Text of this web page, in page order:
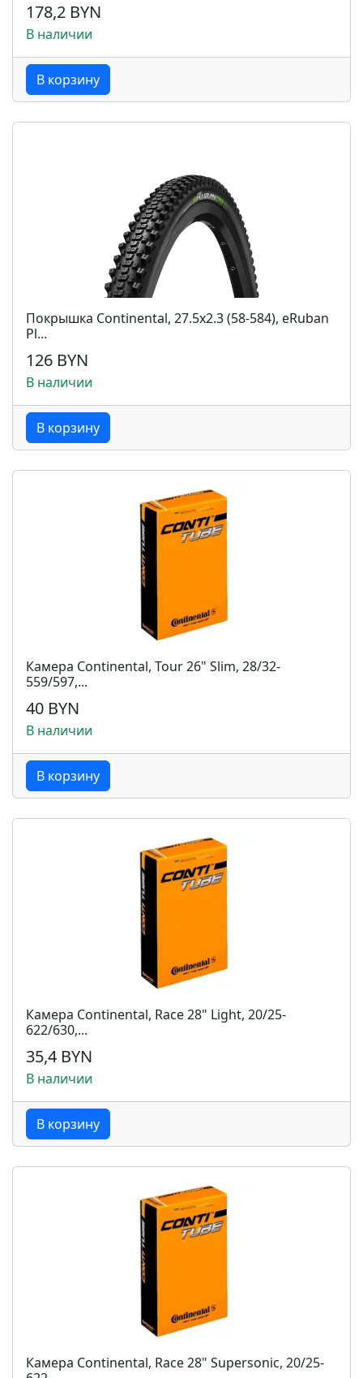
178,2 BYN
В наличии
В корзину
Покрышка Continental, 27.5x2.3 (58-584), eRuban
Pl...
126 BYN
В наличии
В корзину
Камера Continental, Tour 26" Slim, 28/32-
559/597,...
40 BYN
В наличии
В корзину
Камера Continental, Race 28" Light, 20/25-
622/630,...
35,4 BYN
В наличии
В корзину
Камера Continental, Race 28" Supersonic, 20/25-